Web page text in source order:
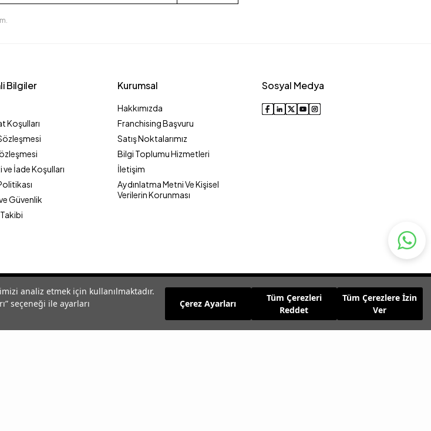
analiz etmek için kullanılmaktadır.
seçeneği ile ayarları
Çerez Ayarları
Tüm Çerezleri
Reddet
Tüm Çerezlere İzin
Ver
Bilgiler
Koşulları
İade Koşulları
Güvenlik
Kurumsal
Hakkımızda
Franchising Başvuru
Satış Noktalarımız
Bilgi Toplumu Hizmetleri
İletişim
Aydınlatma Metni Ve Kişisel
Verilerin Korunması
Sosyal Medya